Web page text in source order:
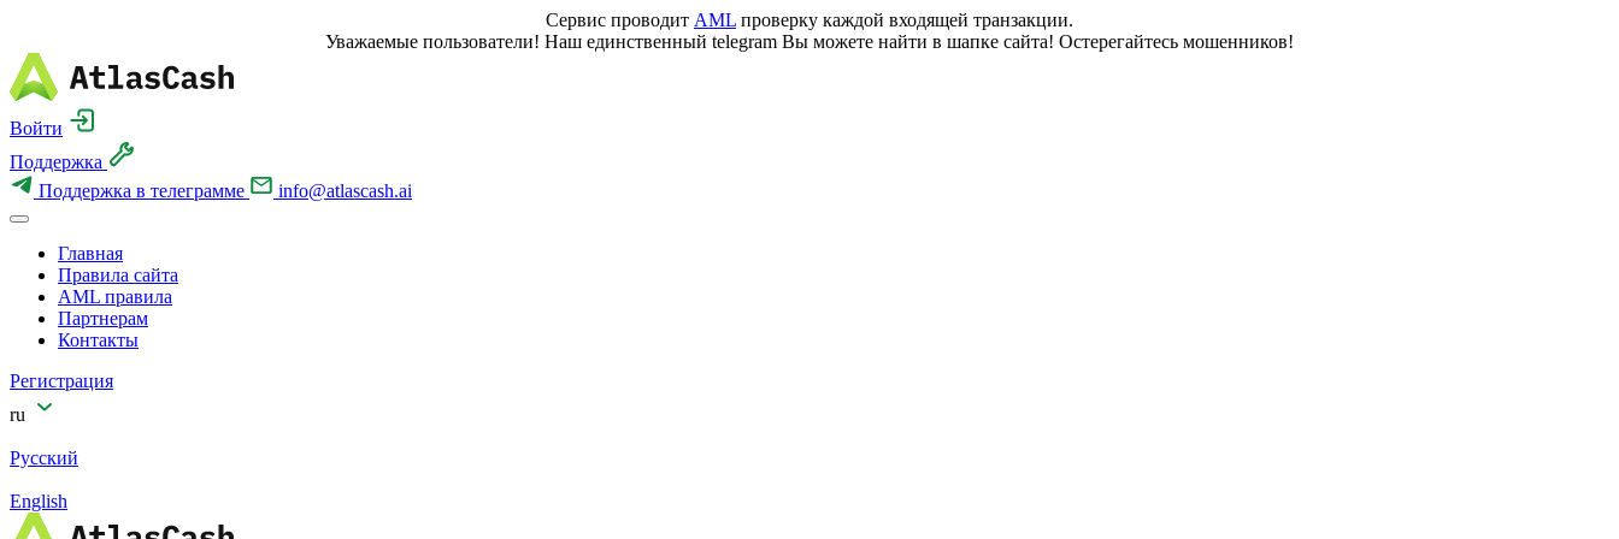
Сервис проводит AML проверку каждой входящей транзакции.
Уважаемые пользователи! Наш единственный telegram Вы можете найти в шапке сайта! Остерегайтесь мошенников!
Войти
Поддержка
Поддержка в телеграмме
info@atlascash.ai
Главная
Правила сайта
AML правила
Партнерам
Контакты
Регистрация
ru
Русский
English